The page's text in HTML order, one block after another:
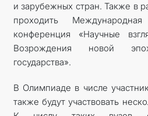
и зарубежных стран. Также в
проходить Международная
конференция «Научные
Возрождения новой
государства».
В Олимпиаде в числе
также будут участвовать